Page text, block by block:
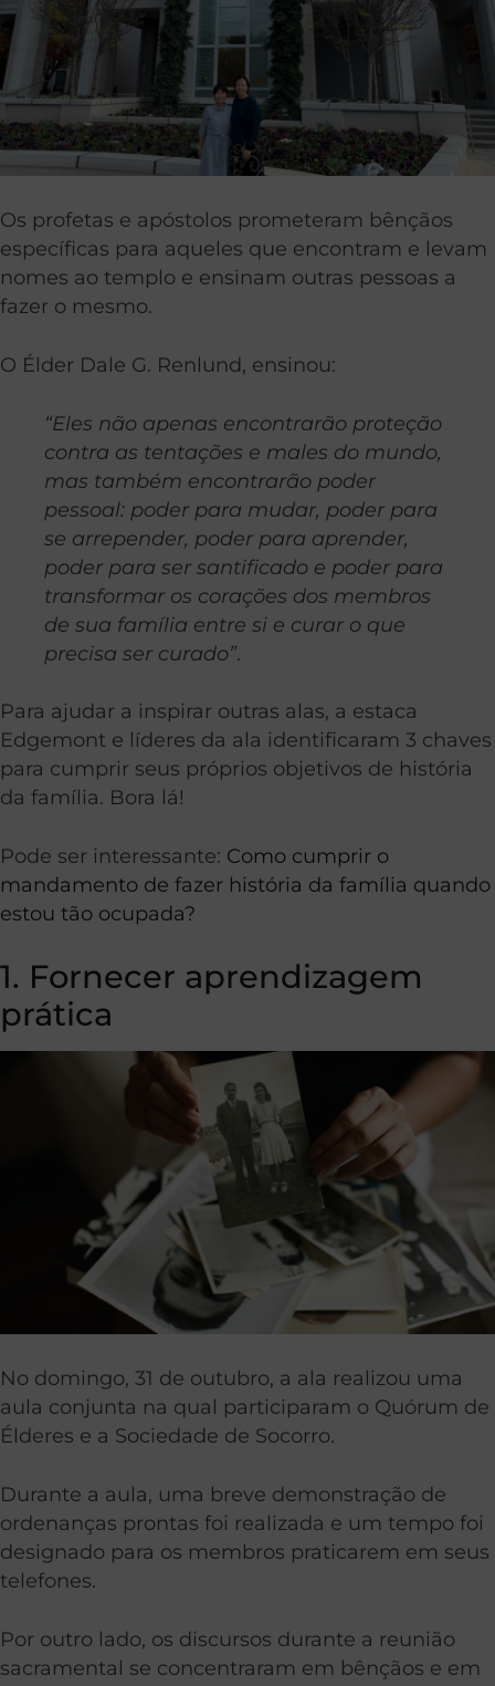
Os profetas e apóstolos prometeram bênçãos
específicas para aqueles que encontram e levam
nomes ao templo e ensinam outras pessoas a
fazer o mesmo.
O Élder Dale G. Renlund, ensinou:
“Eles não apenas encontrarão proteção
contra as tentações e males do mundo,
mas também encontrarão poder
pessoal: poder para mudar, poder para
se arrepender, poder para aprender,
poder para ser santificado e poder para
transformar os corações dos membros
de sua família entre si e curar o que
precisa ser curado”.
Para ajudar a inspirar outras alas, a estaca
Edgemont e líderes da ala identificaram 3 chaves
para cumprir seus próprios objetivos de história
da família. Bora lá!
Pode ser interessante: Como cumprir o
mandamento de fazer história da família quando
estou tão ocupada?
1. Fornecer aprendizagem
prática
No domingo, 31 de outubro, a ala realizou uma
aula conjunta na qual participaram o Quórum de
Élderes e a Sociedade de Socorro.
Durante a aula, uma breve demonstração de
ordenanças prontas foi realizada e um tempo foi
designado para os membros praticarem em seus
telefones.
Por outro lado, os discursos durante a reunião
sacramental se concentraram em bênçãos e em